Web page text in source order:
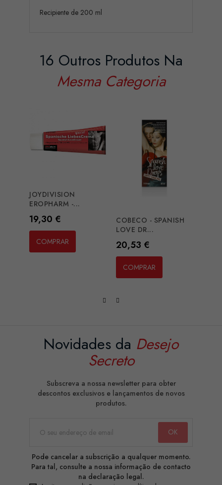
Recipiente de 200 ml
16 Outros Produtos Na
Mesma Categoria
JOYDIVISION
EROPHARM -...
Preço
19,30 €
COMPRAR
COBECO - SPANISH
LOVE DR...
Preço
20,53 €
COMPRAR
Novidades da Desejo
Secreto
Subscreva a nossa newsletter para obter
descontos exclusivos e lançamentos de novos
produtos.
Pode cancelar a subscrição a qualquer momento.
Para tal, consulte a nossa informação de contacto
na declaração legal.